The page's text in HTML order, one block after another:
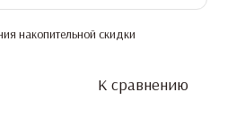
накопительной скидки
К сравнению